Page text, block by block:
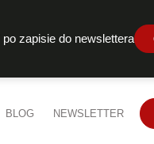
po zapisie do newslettera
BLOG NEWSLETTER